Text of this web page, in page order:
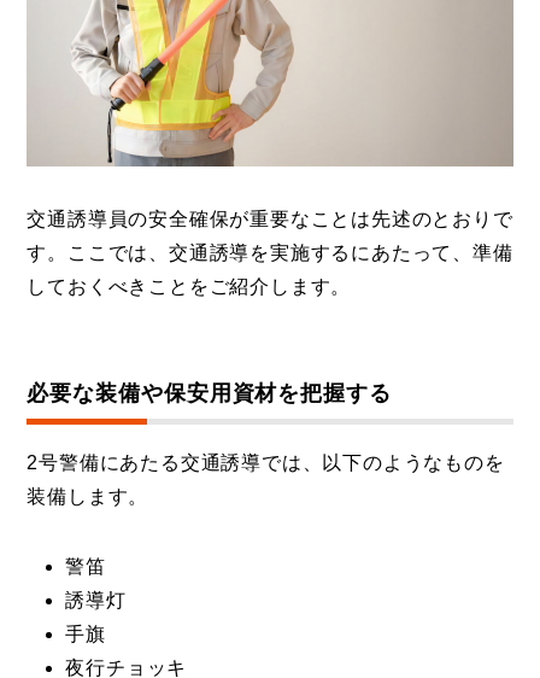
交通誘導員の安全確保が重要なことは先述のとおりで
す。ここでは、交通誘導を実施するにあたって、準備
しておくべきことをご紹介します。
必要な装備や保安用資材を把握する
2号警備にあたる交通誘導では、以下のようなものを
装備します。
警笛
誘導灯
手旗
夜行チョッキ